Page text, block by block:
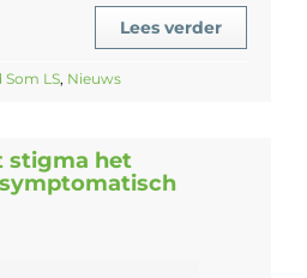
Lees verder
Som LS, Nieuws
stigma het